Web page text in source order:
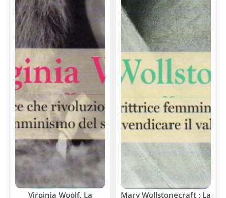
Virginia Woolf. La
Mary Wollstonecraft : La